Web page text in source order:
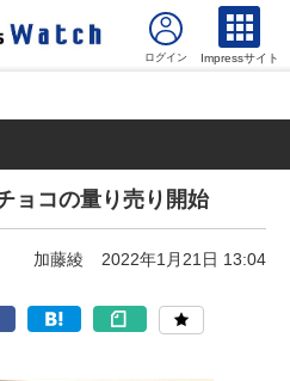
Impressサイト
ョコの量り売り開始
加藤綾 2022年1月21日 13:04